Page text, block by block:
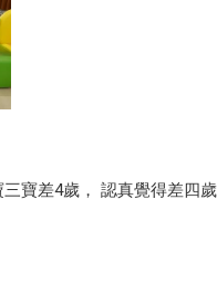
寶差4歲， 認真覺得差四